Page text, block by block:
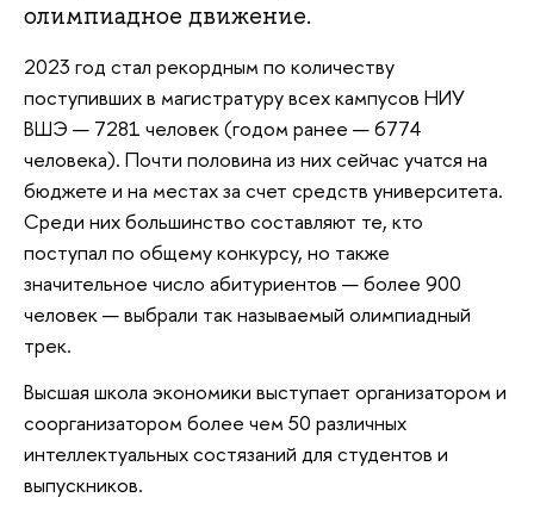
олимпиадное движение.
2023 год стал рекордным по количеству
поступивших в магистратуру всех кампусов НИУ
ВШЭ — 7281 человек (годом ранее — 6774
человека). Почти половина из них сейчас учатся на
бюджете и на местах за счет средств университета.
Среди них большинство составляют те, кто
поступал по общему конкурсу, но также
значительное число абитуриентов — более 900
человек — выбрали так называемый олимпиадный
трек.
Высшая школа экономики выступает организатором и
соорганизатором более чем 50 различных
интеллектуальных состязаний для студентов и
выпускников.